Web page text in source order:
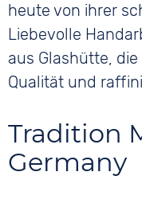
heute von ihrer
Liebevolle
aus Glashütte,
Qualität und
Tradition
Germany